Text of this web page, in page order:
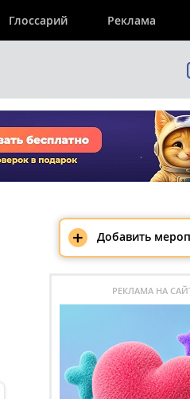
Глоссарий Реклама
+ Добавить
РЕКЛАМА НА